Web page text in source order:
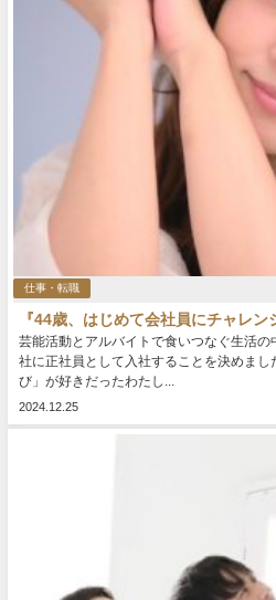
仕事・転職
『44歳、はじめて会社員にチャレン
芸能活動とアルバイトで食いつなぐ生活
社に正社員として入社することを決めま
び」が好きだったわたし...
2024.12.25